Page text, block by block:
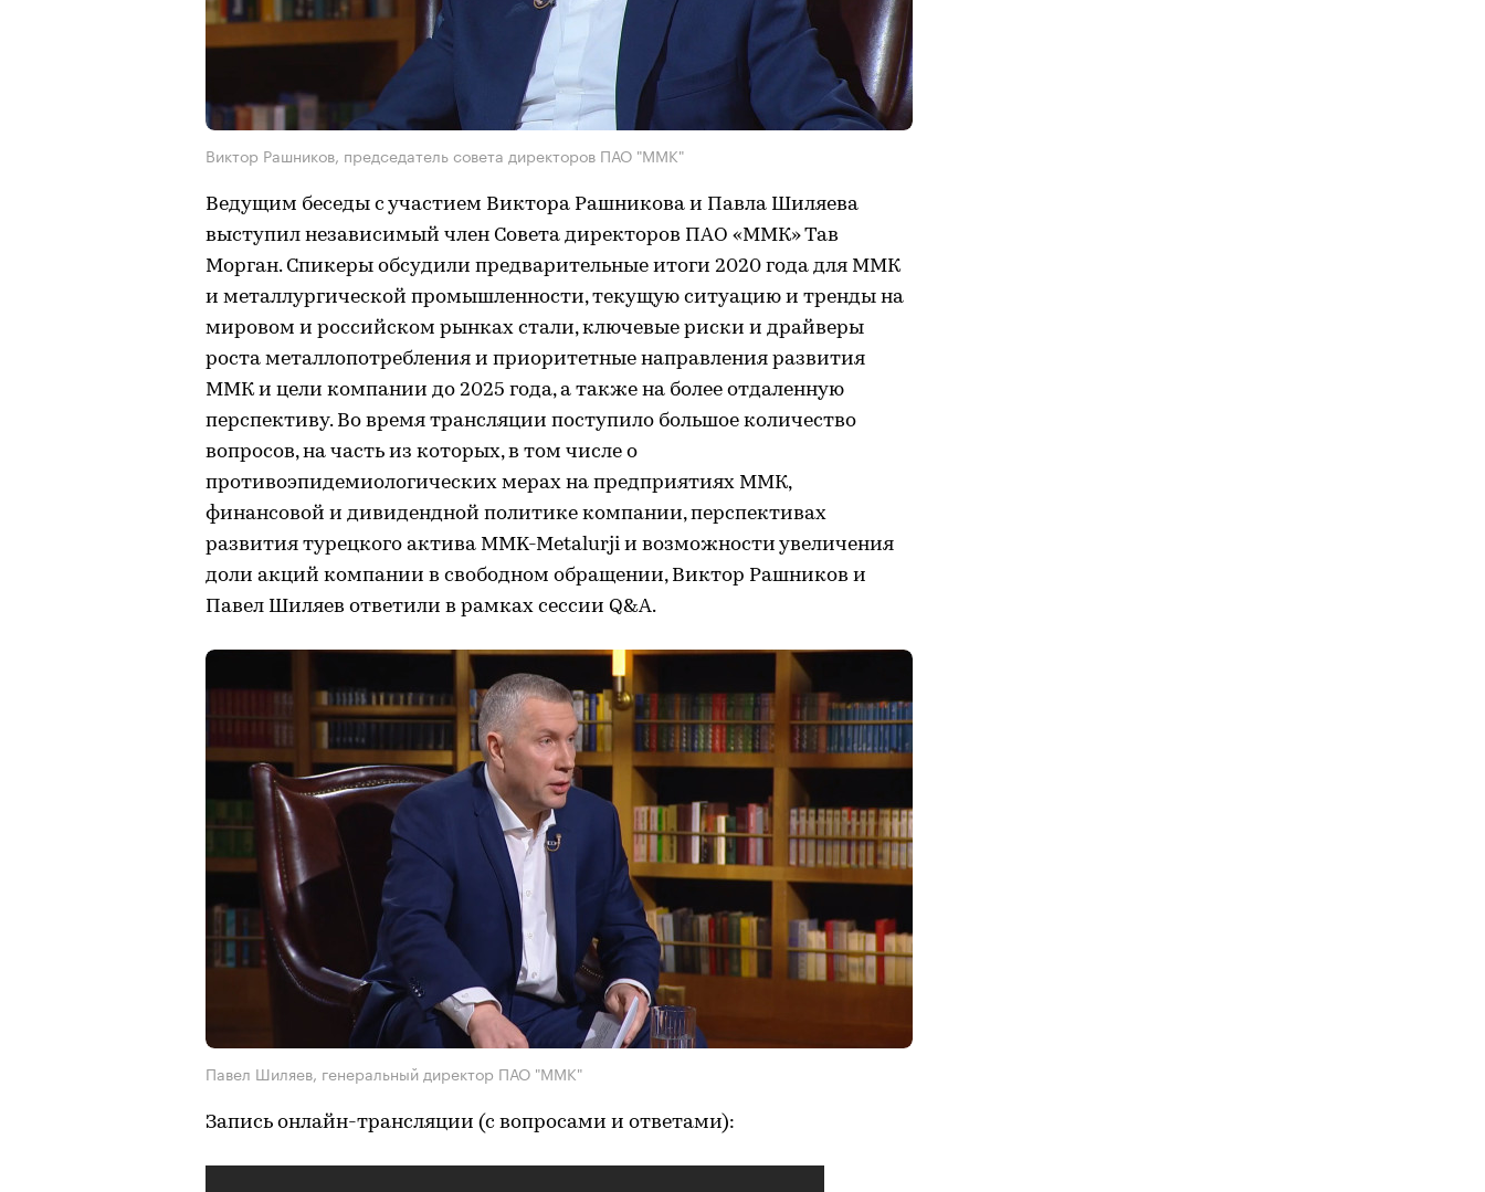
Виктор Рашников, председатель совета директоров ПАО "ММК"
Ведущим беседы с участием Виктора Рашникова и Павла Шиляева
выступил независимый член Совета директоров ПАО «ММК» Тав
Морган. Спикеры обсудили предварительные итоги 2020 года для ММК
и металлургической промышленности, текущую ситуацию и тренды на
мировом и российском рынках стали, ключевые риски и драйверы
роста металлопотребления и приоритетные направления развития
ММК и цели компании до 2025 года, а также на более отдаленную
перспективу. Во время трансляции поступило большое количество
вопросов, на часть из которых, в том числе о
противоэпидемиологических мерах на предприятиях ММК,
финансовой и дивидендной политике компании, перспективах
развития турецкого актива MMK-Metalurji и возможности увеличения
доли акций компании в свободном обращении, Виктор Рашников и
Павел Шиляев ответили в рамках сессии Q&A.
Павел Шиляев, генеральный директор ПАО "ММК"
Запись онлайн-трансляции (с вопросами и ответами):